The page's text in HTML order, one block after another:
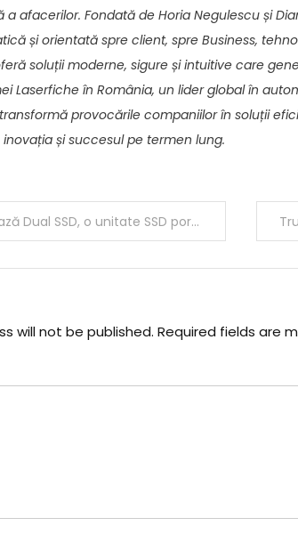
a afacerilor. Fondată de Horia Negulescu și
și orientată spre client, spre Business,
soluții moderne, sigure și intuitive care
Laserfiche în România, un lider global în
provocările companiilor în soluții
și succesul pe termen lung.
o unitate SSD portabilă cu conectori USB-A și USB-C
will not be published. Required fields are